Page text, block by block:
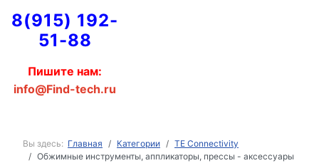
8(915) 192-
51-88
Пишите нам:
info@Find-tech.ru
Вы здесь: Главная Категории
TE Connectivity
Обжимные инструменты, аппликаторы, прессы - аксессуары